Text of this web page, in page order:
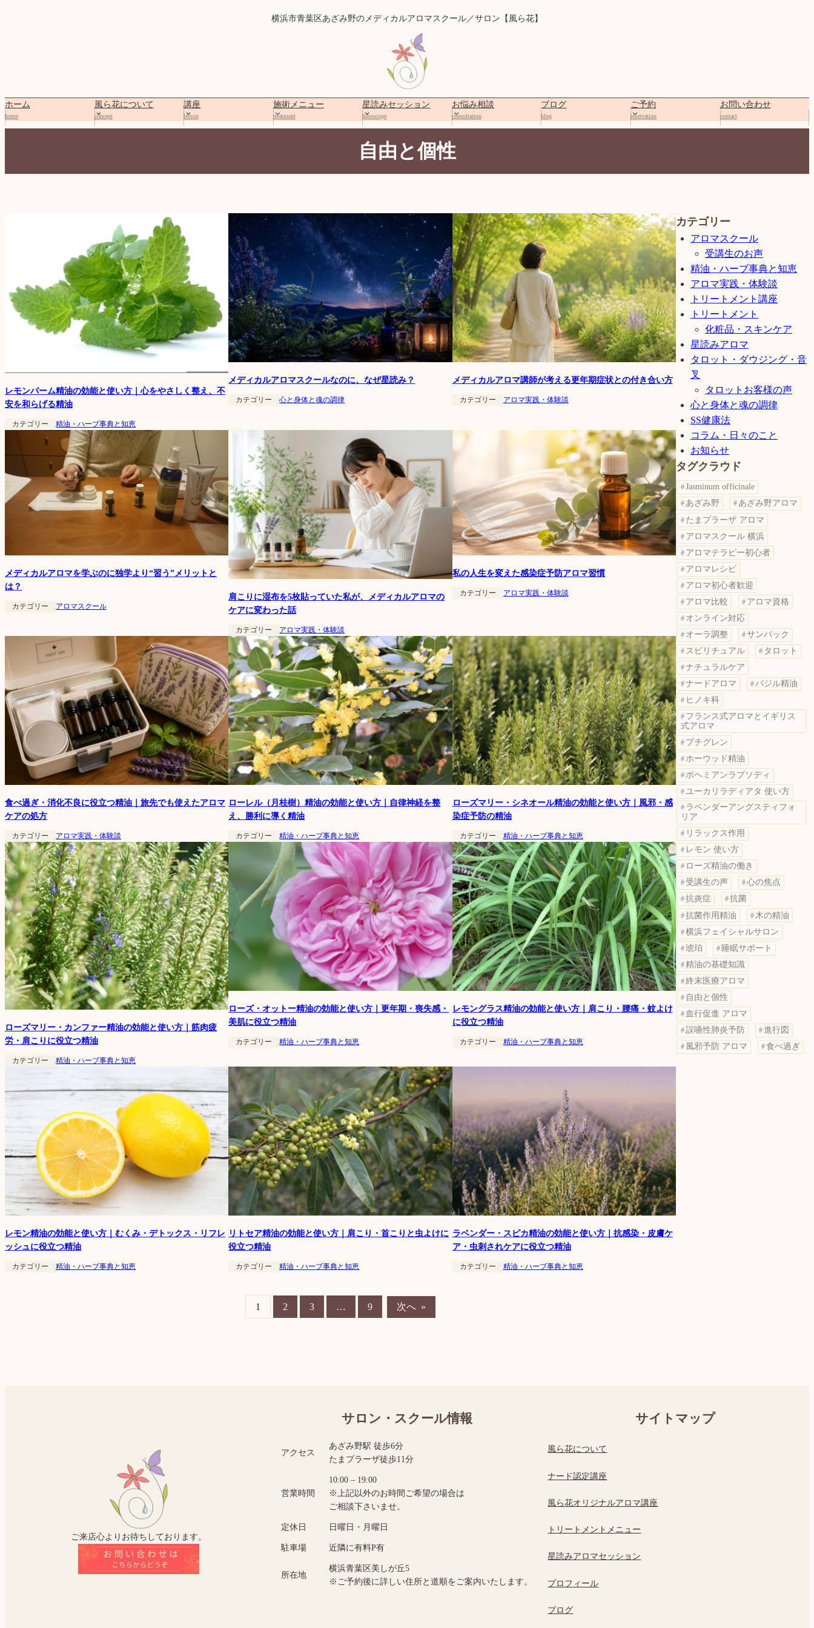
プ
横浜市青葉区あざみ野のメディカルアロマスクール／サロン【風ら花】
ホーム
home
風ら花について
concept
講座
lesson
施術メニュー
treatment
星読みセッション
horoscope
お悩み相談
consultation
ブログ
blog
ご予約
reservation
お問い合わせ
contact
自由と個性
レモンバーム精油の効能と使い方｜心をやさしく整え、不
安を和らげる精油
カテゴリー 精油・ハーブ事典と知恵
メディカルアロマスクールなのに、なぜ星読み？
カテゴリー 心と身体と魂の調律
メディカルアロマ講師が考える更年期症状との付き合い方
カテゴリー アロマ実践・体験談
メディカルアロマを学ぶのに独学より“習う”メリットと
は？
カテゴリー アロマスクール
肩こりに湿布を5枚貼っていた私が、メディカルアロマの
ケアに変わった話
カテゴリー アロマ実践・体験談
私の人生を変えた感染症予防アロマ習慣
カテゴリー アロマ実践・体験談
食べ過ぎ・消化不良に役立つ精油｜旅先でも使えたアロマ
ケアの処方
カテゴリー アロマ実践・体験談
ローレル（月桂樹）精油の効能と使い方｜自律神経を整
え、勝利に導く精油
カテゴリー 精油・ハーブ事典と知恵
ローズマリー・シネオール精油の効能と使い方｜風邪・感
染症予防の精油
カテゴリー 精油・ハーブ事典と知恵
ローズマリー・カンファー精油の効能と使い方｜筋肉疲
労・肩こりに役立つ精油
カテゴリー 精油・ハーブ事典と知恵
ローズ・オットー精油の効能と使い方｜更年期・喪失感・
美肌に役立つ精油
カテゴリー 精油・ハーブ事典と知恵
レモングラス精油の効能と使い方｜肩こり・腰痛・蚊よけ
に役立つ精油
カテゴリー 精油・ハーブ事典と知恵
レモン精油の効能と使い方｜むくみ・デトックス・リフレ
ッシュに役立つ精油
カテゴリー 精油・ハーブ事典と知恵
リトセア精油の効能と使い方｜肩こり・首こりと虫よけに
役立つ精油
カテゴリー 精油・ハーブ事典と知恵
ラベンダー・スピカ精油の効能と使い方｜抗感染・皮膚ケ
ア・虫刺されケアに役立つ精油
カテゴリー 精油・ハーブ事典と知恵
1 2 3 … 9 次へ »
カテゴリー
アロマスクール
受講生のお声
精油・ハーブ事典と知恵
アロマ実践・体験談
トリートメント講座
トリートメント
化粧品・スキンケア
星読みアロマ
タロット・ダウジング・音
叉
タロットお客様の声
心と身体と魂の調律
SS健康法
コラム・日々のこと
お知らせ
タグクラウド
Jasminum officinale
あざみ野
あざみ野アロマ
たまプラーザ アロマ
アロマスクール 横浜
アロマテラピー初心者
アロマレシピ
アロマ初心者歓迎
アロマ比較
アロマ資格
オンライン対応
オーラ調整
サンバック
スピリチュアル
タロット
ナチュラルケア
ナードアロマ
バジル精油
ヒノキ科
フランス式アロマとイギリス
式アロマ
プチグレン
ホーウッド精油
ボヘミアンラプソディ
ユーカリラディアタ 使い方
ラベンダーアングスティフォ
リア
リラックス作用
レモン 使い方
ローズ精油の働き
受講生の声
心の焦点
抗炎症
抗菌
抗菌作用精油
木の精油
横浜フェイシャルサロン
琥珀
睡眠サポート
精油の基礎知識
終末医療アロマ
自由と個性
血行促進 アロマ
誤嚥性肺炎予防
進行図
風邪予防 アロマ
食べ過ぎ
ご来店心よりお待ちしております。
サロン・スクール情報
アクセス
あざみ野駅 徒歩6分
たまプラーザ徒歩11分
営業時間
10:00 – 19:00
※上記以外のお時間ご希望の場合は
ご相談下さいませ。
定休日 日曜日・月曜日
駐車場 近隣に有料P有
所在地
横浜青葉区美しが丘5
※ご予約後に詳しい住所と道順をご案内いたします。
サイトマップ
風ら花について
ナード認定講座
風ら花オリジナルアロマ講座
トリートメントメニュー
星読みアロマセッション
プロフィール
ブログ